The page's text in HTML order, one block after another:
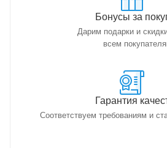
Бонусы за
Дарим подарки и
всем
Гарантия
Соответствуем требованиям и